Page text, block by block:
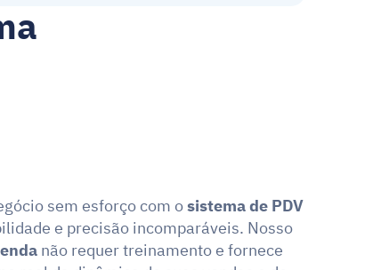
sem esforço com o sistema de PDV
e precisão incomparáveis. Nosso
não requer treinamento e fornece